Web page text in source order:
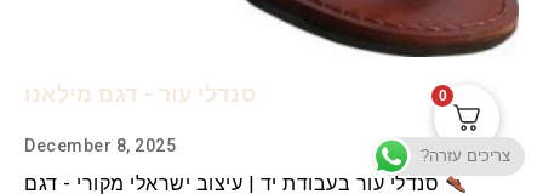
סנדלי עור - דגם מילאנו
December 8, 2025
סנדלי עור בעבודת יד | עיצוב ישראלי מקורי - דגם
צריכים עזרה?
0